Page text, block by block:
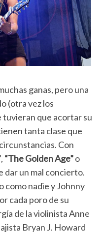
ganas, pero una
(otra vez los
tuvieran que acortar su
tanta clase que
Con
, “The Golden Age”o
dar un mal concierto.
como nadie y Johnny
cada poro de su
de la violinista Anne
Bryan J. Howard